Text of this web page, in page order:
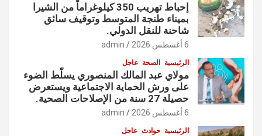
إحباط تهريب 350 كيلوغراماً من الشيرا
بميناء طنجة المتوسط وتوقيف سائق
شاحنة للنقل الدولي.
6 أغسطس 2026 admin
الرئيسية الصحة عاجل
مولاي عبد المالك المنصوري يسلّط الضوء
على ورش الحماية الاجتماعية ويستعرض
حصيلة 27 سنة من الإصلاحات الصحية.
6 أغسطس 2026 admin
الرئيسية حوادث عاجل